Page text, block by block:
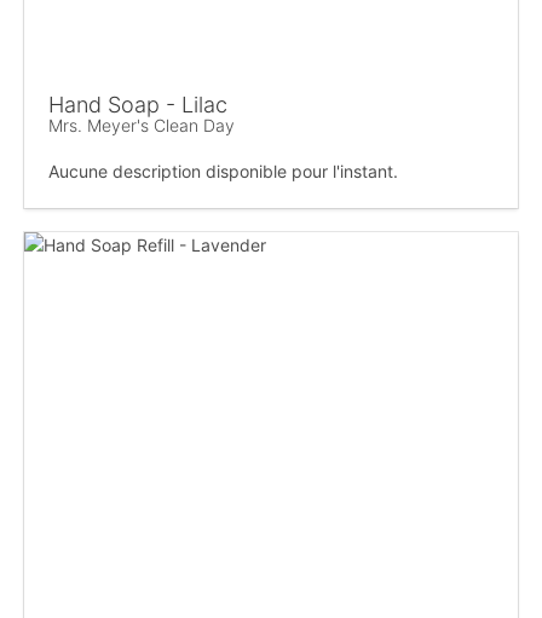
Hand Soap - Lilac
Mrs. Meyer's Clean Day
Aucune description disponible pour l'instant.